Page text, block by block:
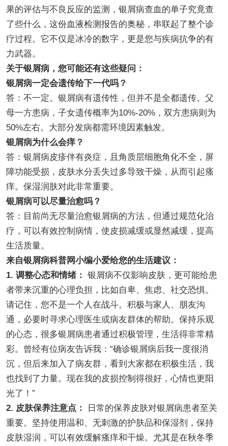
果的评估与不良反应的监测，银屑病查血的单子究竟查
了些什么，这份血液检测报告的奥秘，串联起了整个诊
疗过程。它不仅是冰冷的数字，更是您与疾病抗争的有
力武器。
关于银屑病，您可能还有这些疑问：
银屑病一定会遗传给下一代吗？
答：不一定。银屑病有遗传性，但并不是全都遗传。父
母一方患病，子女遗传概率为10%-20%，双方患病则为
50%左右。大部分发病都需环境因素触发。
银屑病为什么会痒？
答：银屑病皮疹伴有炎症，且角质层细胞角化不全，屏
障功能受损，皮肤水分丢失过多导致干燥，从而引起瘙
痒。保湿润肤对此非常重要。
银屑病可以尽量治愈吗？
答：目前尚无尽量治愈银屑病的方法，但通过规范化治
疗，可以有效控制病情，使皮损减缓或显然减缓，提高
生活质量。
来自银屑病科普网小编小爱给您的生活建议：
1. 调整心态和情绪： 银屑病不仅影响皮肤，更可能给患
者带来沉重的心理负担，比如自卑、焦虑、社交恐惧。
请记住，您不是一个人在战斗。积极与家人、朋友沟
通，必要时寻求心理医生或病友群体的帮助。保持乐观
的心态，很多银屑病患者通过积极管理，生活得非常精
彩。曾经有位病友告诉我：“确诊银屑病后我一度很消
沉，但后来加入了病友群，看到大家都在积极生活，我
也找到了力量。现在我的皮损控制得很好，心情也更阳
光了！”
2. 皮肤保养注意点：
日常的保养皮肤对银屑病患者至关
重要。坚持使用温和、无刺激的护肤品和保湿剂，保持
皮肤湿润，可以有效缓解瘙痒和干燥。尤其是在秋冬季